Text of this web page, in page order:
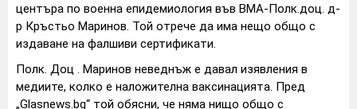
центъра по военна епидемиология във ВМА-Полк.доц. д-
р Кръстьо Маринов. Той отрече да има нещо общо с
издаване на фалшиви сертификати.
Полк. Доц . Маринов неведнъж е давал изявления в
медиите, колко е наложителна ваксинацията. Пред
„Glasnews.bg“ той обясни, че няма нищо общо с